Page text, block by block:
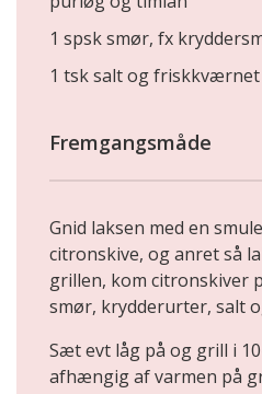
1 spsk smør, fx
1 tsk salt og
Fremgangsmåde
Gnid laksen med en
citronskive, og anret så
grillen, kom citronskiver
smør, krydderurter, salt
Sæt evt låg på og grill i
afhængig af varmen på